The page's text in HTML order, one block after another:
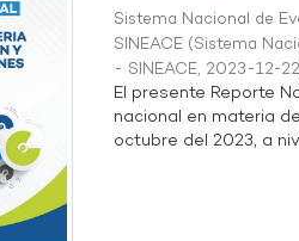
Sistema Nacional de
SINEACE (Sistema
- SINEACE, 2023-12-22
El presente Reporte
nacional en materia
octubre del 2023, a